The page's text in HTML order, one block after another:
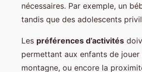
nécessaires. Par exemple, un
tandis que des adolescents
Les préférences d’activités
permettant aux enfants de
montagne, ou encore la